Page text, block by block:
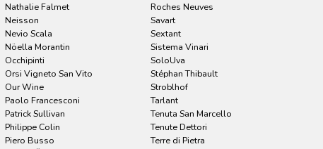
Nathalie Falmet
Neisson
Nevio Scala
Nöella Morantin
Occhipinti
Orsi Vigneto San Vito
Our Wine
Paolo Francesconi
Patrick Sullivan
Philippe Colin
Piero Busso
Roches Neuves
Savart
Sextant
Sistema Vinari
SoloUva
Stéphan Thibault
Stroblhof
Tarlant
Tenuta San Marcello
Tenute Dettori
Terre di Pietra